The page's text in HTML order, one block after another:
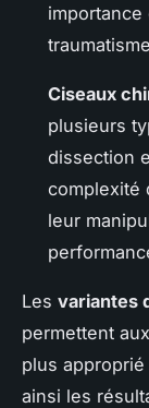
Ciseaux
plusieurs
dissection
complexité
leur
Les variantes
permettent
plus
ainsi les